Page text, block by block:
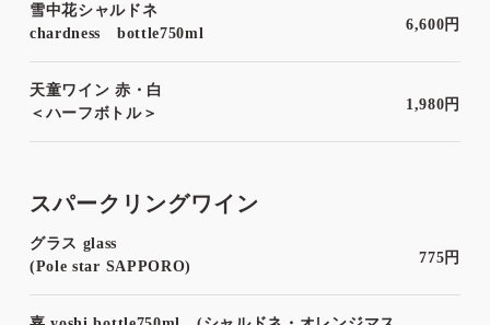
雪中花シャルドネ
chardness bottle750ml
6,600円
天童ワイン 赤・白
＜ハーフボトル＞
1,980円
スパークリングワイン
グラス glass
(Pole star SAPPORO)
775円